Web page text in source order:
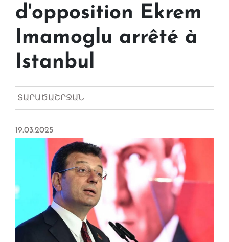
d'opposition Ekrem
Imamoglu arrêté à
Istanbul
ՏԱՐԱԾԱՇՐՋԱՆ
19.03.2025